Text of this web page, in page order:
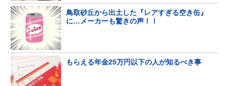
鳥取砂丘から出土した『レアすぎる空き缶』
に…メーカーも驚きの声！！
もらえる年金25万円以下の人が知るべき事